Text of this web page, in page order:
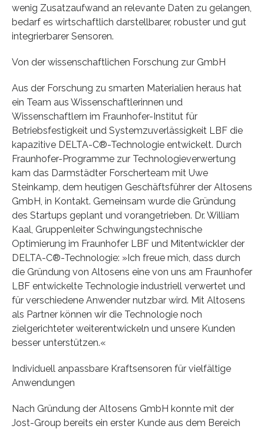
wenig Zusatzaufwand an relevante Daten zu gelangen,
bedarf es wirtschaftlich darstellbarer, robuster und gut
integrierbarer Sensoren.
Von der wissenschaftlichen Forschung zur GmbH
Aus der Forschung zu smarten Materialien heraus hat
ein Team aus Wissenschaftlerinnen und
Wissenschaftlern im Fraunhofer-Institut für
Betriebsfestigkeit und Systemzuverlässigkeit LBF die
kapazitive DELTA-C®-Technologie entwickelt. Durch
Fraunhofer-Programme zur Technologieverwertung
kam das Darmstädter Forscherteam mit Uwe
Steinkamp, dem heutigen Geschäftsführer der Altosens
GmbH, in Kontakt. Gemeinsam wurde die Gründung
des Startups geplant und vorangetrieben. Dr. William
Kaal, Gruppenleiter Schwingungstechnische
Optimierung im Fraunhofer LBF und Mitentwickler der
DELTA-C®-Technologie: »Ich freue mich, dass durch
die Gründung von Altosens eine von uns am Fraunhofer
LBF entwickelte Technologie industriell verwertet und
für verschiedene Anwender nutzbar wird. Mit Altosens
als Partner können wir die Technologie noch
zielgerichteter weiterentwickeln und unsere Kunden
besser unterstützen.«
Individuell anpassbare Kraftsensoren für vielfältige
Anwendungen
Nach Gründung der Altosens GmbH konnte mit der
Jost-Group bereits ein erster Kunde aus dem Bereich